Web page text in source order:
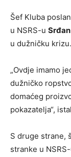
Šef Kluba
u NSRS-u
u dužničku krizu.
„Ovdje imamo
dužničko
domaćeg
pokazatelja“,
S druge strane,
stranke u